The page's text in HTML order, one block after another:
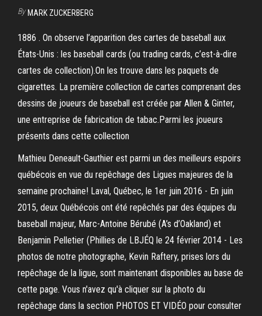
By MARK ZUCKERBERG
1886 . On observe l’apparition des cartes de baseball aux
États-Unis : les baseball cards (ou trading cards, c’est-à-dire
cartes de collection).On les trouve dans les paquets de
cigarettes. La première collection de cartes comprenant des
dessins de joueurs de baseball est créée par Allen & Ginter,
une entreprise de fabrication de tabac.Parmi les joueurs
présents dans cette collection
Mathieu Deneault-Gauthier est parmi un des meilleurs espoirs
québécois en vue du repêchage des Ligues majeures de la
semaine prochaine! Laval, Québec, le 1er juin 2016 - En juin
2015, deux Québécois ont été repêchés par des équipes du
baseball majeur, Marc-Antoine Bérubé (A’s d’Oakland) et
Benjamin Pelletier (Phillies de LBJÉQ le 24 février 2014 - Les
photos de notre photographe, Kevin Raftery, prises lors du
repêchage de la ligue, sont maintenant disponibles au base de
cette page. Vous n'avez qu'à cliquer sur la photo du
repêchage dans la section PHOTOS ET VIDÉO pour consulter